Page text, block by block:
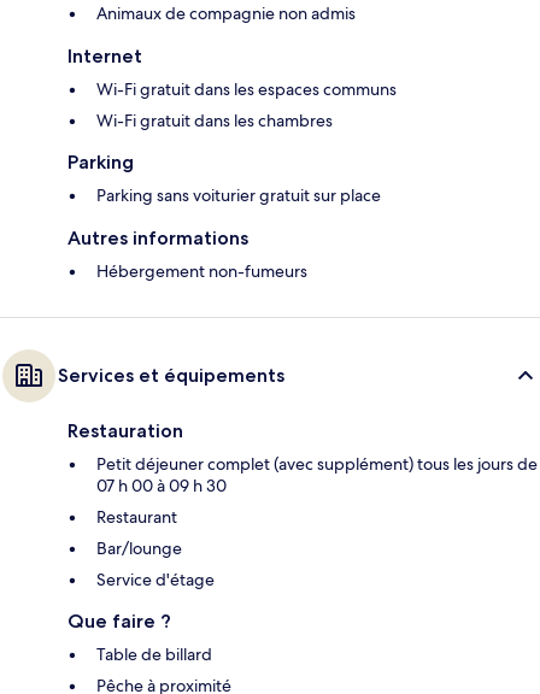
Animaux de compagnie non admis
Internet
Wi-Fi gratuit dans les espaces communs
Wi-Fi gratuit dans les chambres
Parking
Parking sans voiturier gratuit sur place
Autres informations
Hébergement non-fumeurs
Services et équipements
Restauration
Petit déjeuner complet (avec supplément) tous les jours de
07 h 00 à 09 h 30
Restaurant
Bar/lounge
Service d'étage
Que faire ?
Table de billard
Pêche à proximité